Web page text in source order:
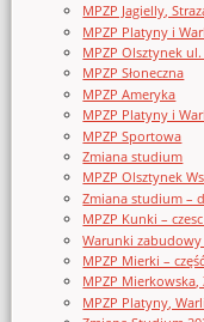
MPZP Jagielly,
MPZP Platyny i
MPZP Olsztynek
MPZP Słoneczna
MPZP Ameryka
MPZP Platyny i
MPZP Sportowa
Zmiana studium
MPZP Olsztynek
Zmiana studium –
MPZP Kunki –
Warunki
MPZP Mierki –
MPZP
MPZP Platyny,